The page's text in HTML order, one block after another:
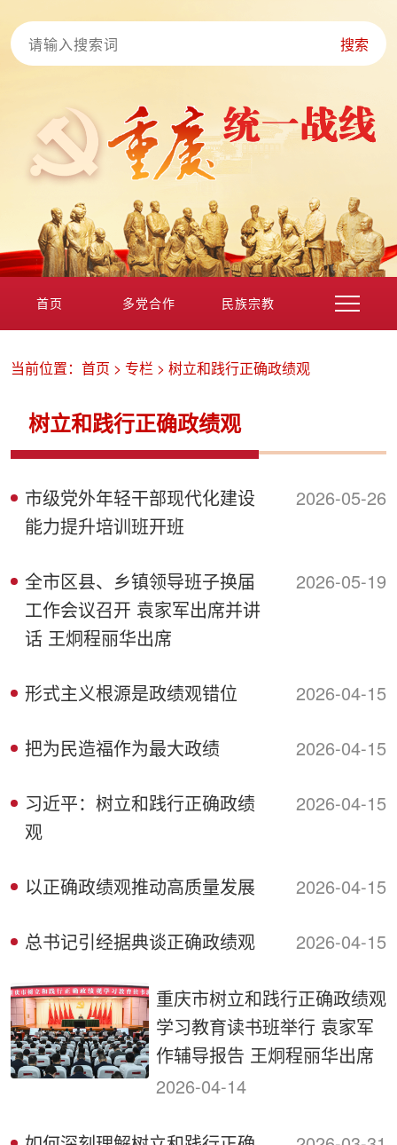
搜索
首页 多党合作 民族宗教
侨务工作 区县动态 统战历史文化
当前位置： 首页 > 专栏 > 树立和践行正确政绩观
树立和践行正确政绩观
市级党外年轻干部现代化建设
能力提升培训班开班
2026-05-26
全市区县、乡镇领导班子换届
工作会议召开 袁家军出席并讲
话 王炯程丽华出席
2026-05-19
形式主义根源是政绩观错位 2026-04-15
把为民造福作为最大政绩 2026-04-15
习近平：树立和践行正确政绩
观
2026-04-15
以正确政绩观推动高质量发展 2026-04-15
总书记引经据典谈正确政绩观 2026-04-15
重庆市树立和践行正确政绩观
学习教育读书班举行 袁家军
作辅导报告 王炯程丽华出席
2026-04-14